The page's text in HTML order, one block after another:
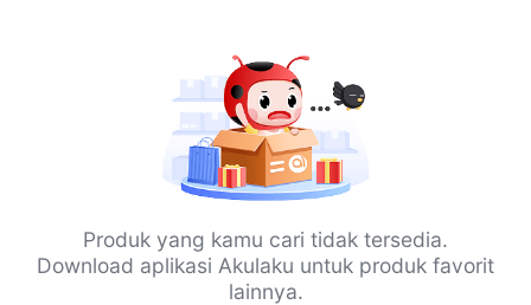
Produk yang kamu cari tidak tersedia.
Download aplikasi Akulaku untuk produk favorit
lainnya.